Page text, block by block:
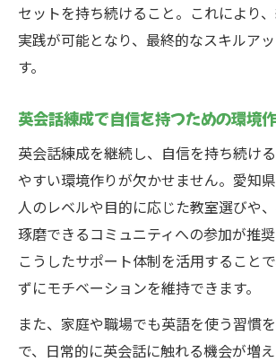
セットを持ち続けること。これにより
実践が可能となり、最終的なスキルア
す。
英会話練成で自信を持つための環境
英会話練成を継続し、自信を持ち続け
やすい環境作りが欠かせません。愛知
人のレベルや目的に応じた教室選びや
琢磨できるコミュニティへの参加が推奨
こうしたサポート体制を活用すること
ずにモチベーションを維持できます。
また、家庭や職場でも英語を使う習慣
で、日常的に英会話に触れる機会が増